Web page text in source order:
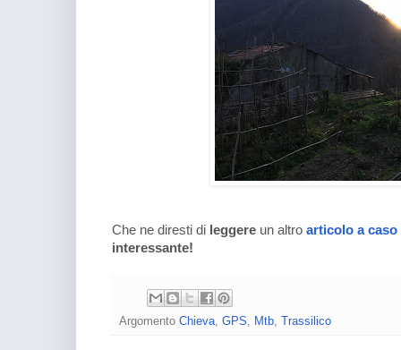
Che ne diresti di leggere un altro articolo a caso
interessante!
Argomento Chieva GPS Mtb Trassilico